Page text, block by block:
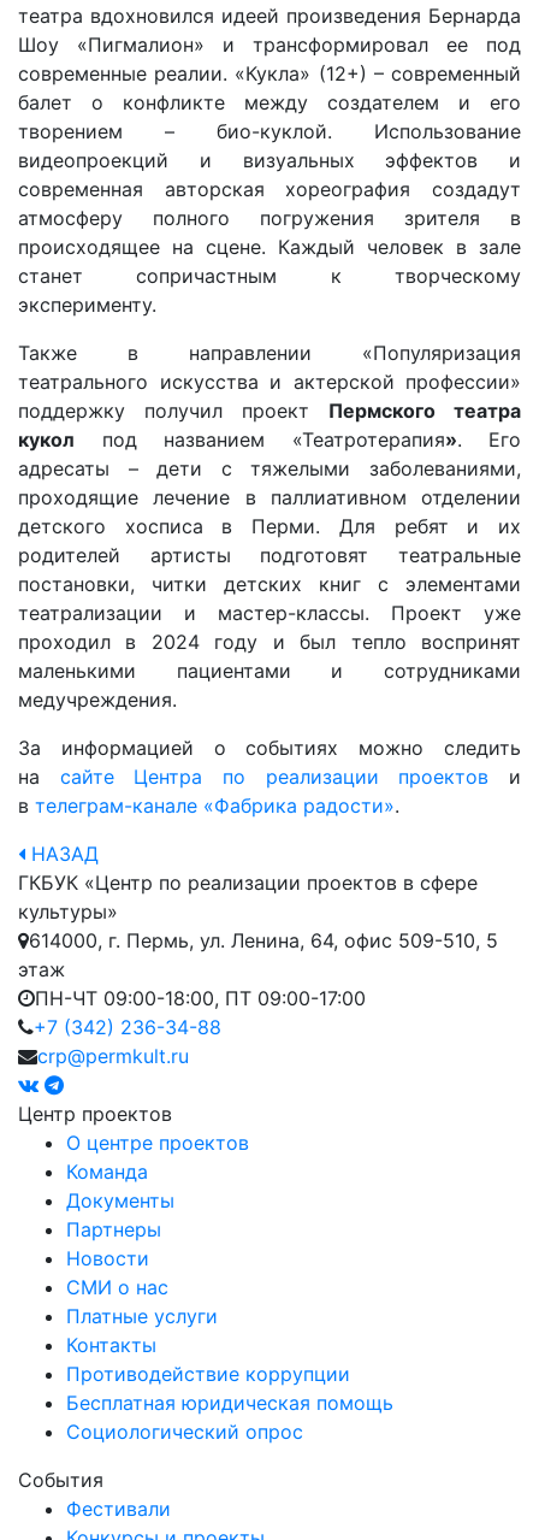
театра вдохновился идеей произведения Бернарда
Шоу «Пигмалион» и трансформировал ее под
современные реалии. «Кукла» (12+) – современный
балет о конфликте между создателем и его
творением – био-куклой. Использование
видеопроекций и визуальных эффектов и
современная авторская хореография создадут
атмосферу полного погружения зрителя в
происходящее на сцене. Каждый человек в зале
станет сопричастным к творческому
эксперименту.
Также в направлении «Популяризация
театрального искусства и актерской профессии»
поддержку получил проект Пермского театра
кукол под названием «Театротерапия». Его
адресаты – дети с тяжелыми заболеваниями,
проходящие лечение в паллиативном отделении
детского хосписа в Перми. Для ребят и их
родителей артисты подготовят театральные
постановки, читки детских книг с элементами
театрализации и мастер-классы. Проект уже
проходил в 2024 году и был тепло воспринят
маленькими пациентами и сотрудниками
медучреждения.
За информацией о событиях можно следить
на сайте Центра по реализации проектов и
в телеграм-канале «Фабрика радости».
НАЗАД
ГКБУК «Центр по реализации проектов в сфере
культуры»
614000, г. Пермь, ул. Ленина, 64, офис 509-510, 5
этаж
ПН-ЧТ 09:00-18:00, ПТ 09:00-17:00
+7 (342) 236-34-88
crp@permkult.ru
Центр проектов
О центре проектов
Команда
Документы
Партнеры
Новости
СМИ о нас
Платные услуги
Контакты
Противодействие коррупции
Бесплатная юридическая помощь
Социологический опрос
События
Фестивали